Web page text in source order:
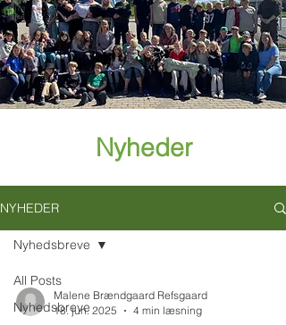
Nyheder
NYHEDER
All Posts
Nyhedsbreve
Nyhedsbreve
Malene Brændgaard Refsgaard
18. jun. 2025
4 min læsning